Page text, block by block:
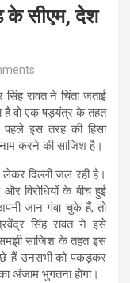
के सीएम, देश
सिंह रावत ने चिंता जताई
है वो एक षड़यंत्र के तहत
पहले इस तरह की हिंसा
करने की साजिश है।
दिल्ली जल रही है।
विरोधियों के बीच हुई
जान गंवा चुके हैं, तो
सिंह रावत ने इसे
समझी साजिश के तहत इस
हैं उनसभी को पकड़कर
अंजाम भुगतना होगा।